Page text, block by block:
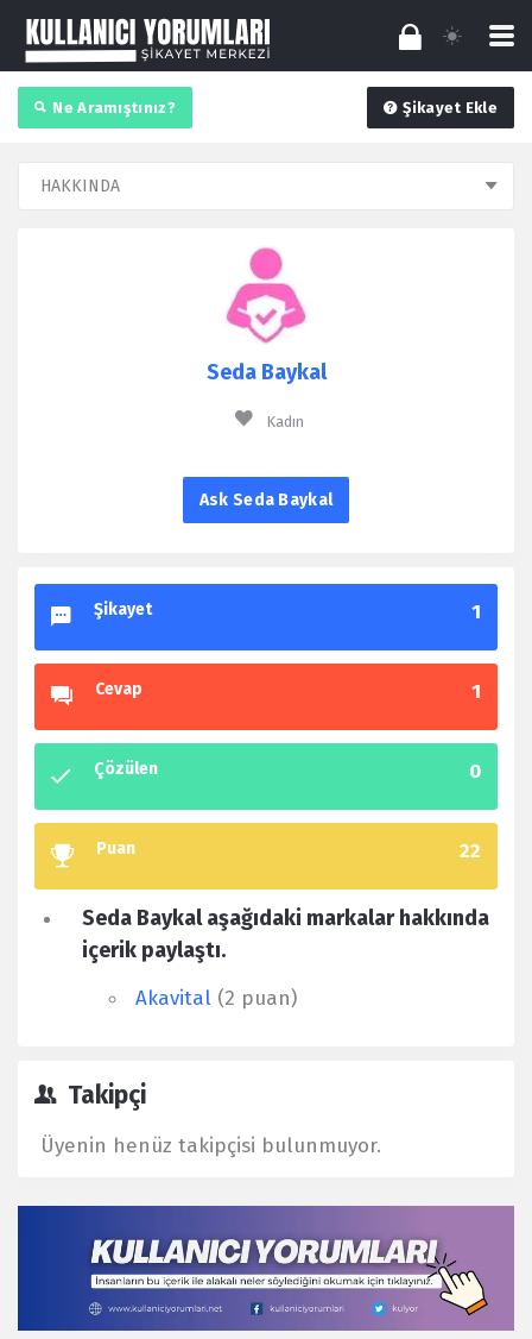
Ne Aramıştınız? Şikayet Ekle
Seda Baykal
Kadın
Ask Seda Baykal
1
Şikayet
1
Cevap
0
Çözülen
22
Puan
Seda Baykal aşağıdaki markalar hakkında
içerik paylaştı.
Akavital (2 puan)
Takipçi
Üyenin henüz takipçisi bulunmuyor.